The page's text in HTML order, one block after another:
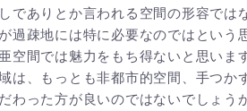
でありとか言われる空間の形容では
過疎地には特に必要なのではという
空間では魅力をもち得ないと思いま
は、もっとも非都市的空間、手つか
わった方が良いのではないでしょう